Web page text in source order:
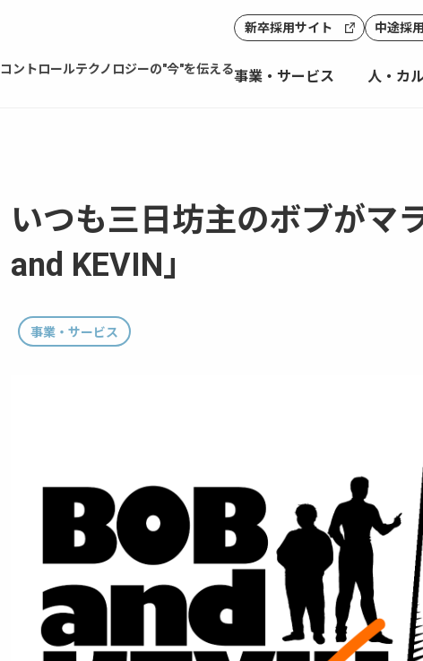
コントロールテクノロジーの"今"を伝える
新卒採用サイト 中途採
事業・サービス 人・カ
いつも三日坊主のボブがマ
and KEVIN」
事業・サービス